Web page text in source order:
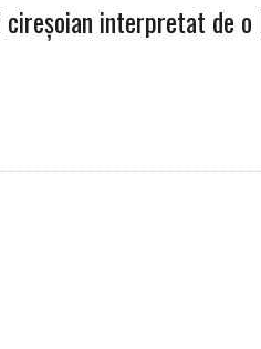
cireșoian interpretat de